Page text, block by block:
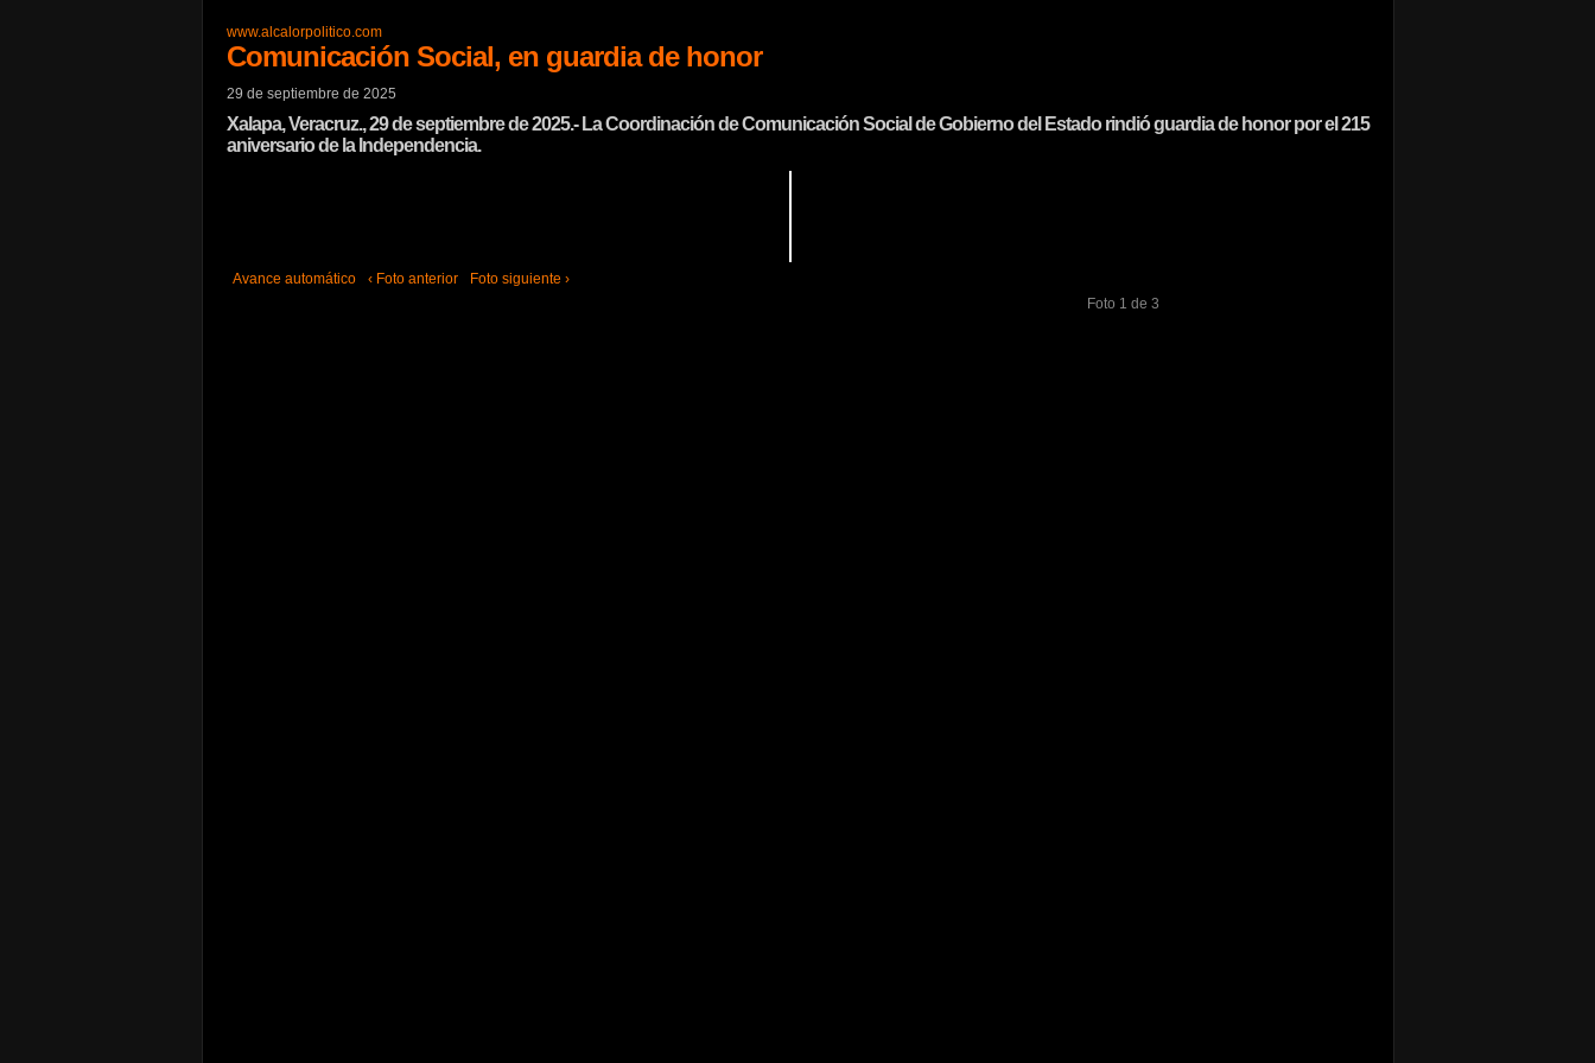
www.alcalorpolitico.com
Comunicación Social, en guardia de honor
29 de septiembre de 2025
Xalapa, Veracruz., 29 de septiembre de 2025.- La Coordinación de Comunicación Social de Gobierno del Estado rindió guardia de honor por el 215
aniversario de la Independencia.
Avance automático ‹ Foto anterior
Foto siguiente ›
Foto 1 de 3